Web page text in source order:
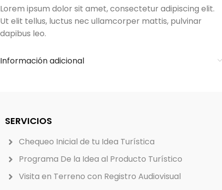
Lorem ipsum dolor sit amet, consectetur adipiscing elit.
Ut elit tellus, luctus nec ullamcorper mattis, pulvinar
dapibus leo.
Información adicional
SERVICIOS
Chequeo Inicial de tu Idea Turística
Programa De la Idea al Producto Turístico
Visita en Terreno con Registro Audiovisual